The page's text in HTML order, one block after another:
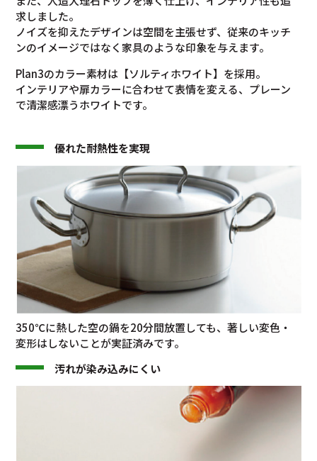
求しました。
ノイズを抑えたデザインは空間を主張せず、従来のキッチ
ンのイメージではなく家具のような印象を与えます。
Plan3のカラー素材は【ソルティホワイト】を採用。
インテリアや扉カラーに合わせて表情を変える、プレーン
で清潔感漂うホワイトです。
優れた耐熱性を実現
350℃に熱した空の鍋を20分間放置しても、著しい変色・
変形はしないことが実証済みです。
汚れが染み込みにくい